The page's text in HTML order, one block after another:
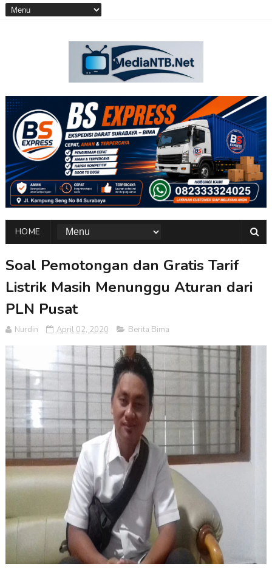
HOME
Soal Pemotongan dan Gratis Tarif
Listrik Masih Menunggu Aturan dari
PLN Pusat
Nurdin April 02, 2020 Berita Bima